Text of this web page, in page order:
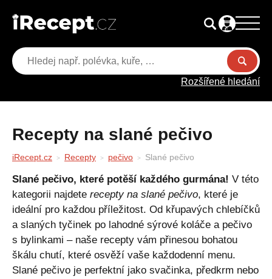
Rozšířené hledání
Recepty na slané pečivo
iRecept.cz Recepty pečivo Slané pečivo
Slané pečivo, které potěší každého gurmána! V této
kategorii najdete recepty na slané pečivo, které je
ideální pro každou příležitost. Od křupavých chlebíčků
a slaných tyčinek po lahodné sýrové koláče a pečivo
s bylinkami – naše recepty vám přinesou bohatou
škálu chutí, které osvěží vaše každodenní menu.
Slané pečivo je perfektní jako svačinka, předkrm nebo